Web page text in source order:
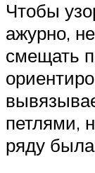
Чтобы
ажурно,
смещать
петлями,
ряду была